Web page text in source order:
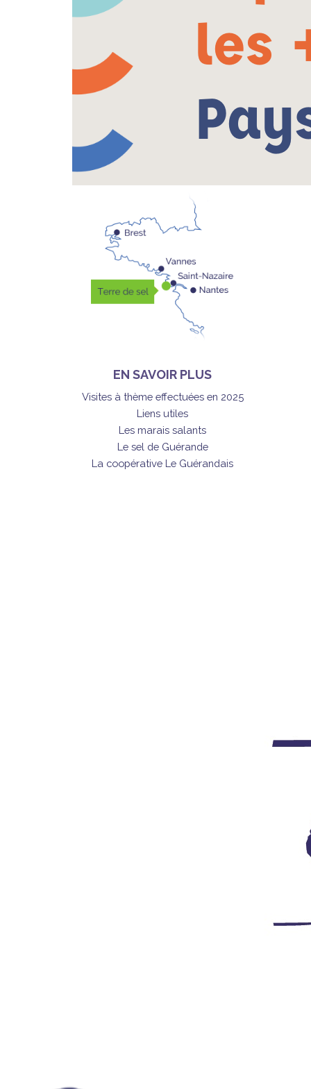
EN SAVOIR PLUS
Visites à thème effectuées en 2025
Liens utiles
Les marais salants
Le sel de Guérande
La coopérative Le Guérandais